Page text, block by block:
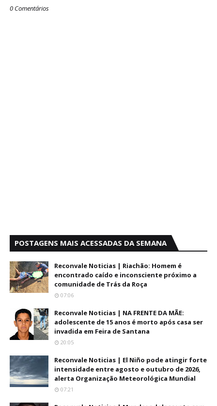
0 Comentários
POSTAGENS MAIS ACESSADAS DA SEMANA
Reconvale Noticias | Riachão: Homem é
encontrado caído e inconsciente próximo a
comunidade de Trás da Roça
07:06
Reconvale Noticias | NA FRENTE DA MÃE:
adolescente de 15 anos é morto após casa ser
invadida em Feira de Santana
20:05
Reconvale Noticias | El Niño pode atingir forte
intensidade entre agosto e outubro de 2026,
alerta Organização Meteorológica Mundial
07:21